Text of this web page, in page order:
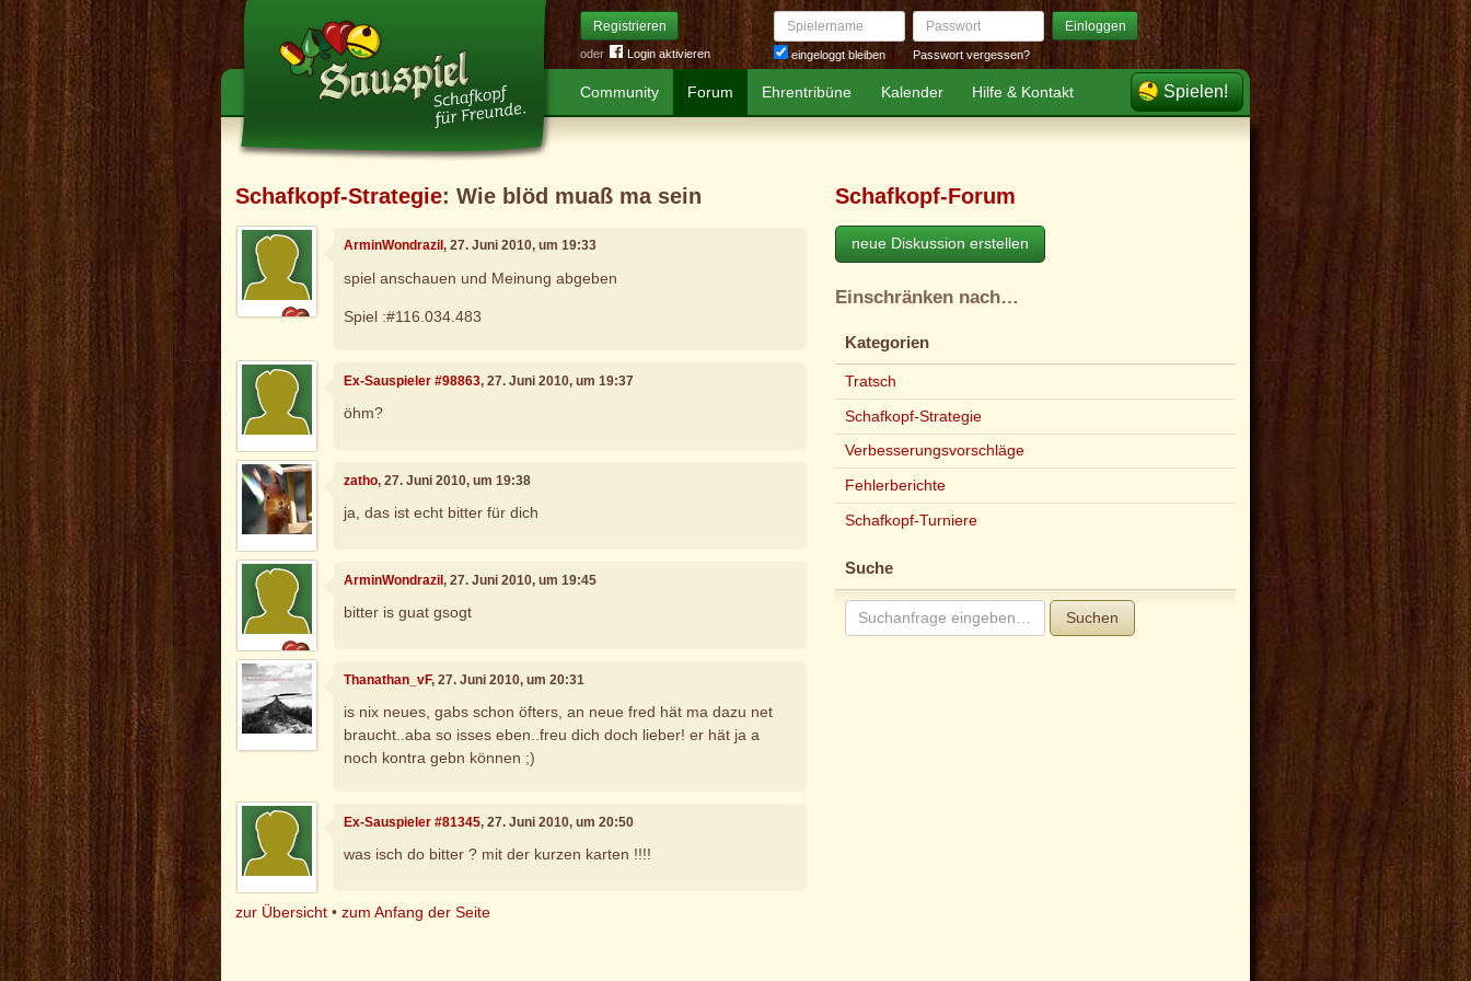
Registrieren
oder Login aktivieren
Spielername
eingeloggt bleiben
Passwort Einloggen
Passwort vergessen?
Community Forum Ehrentribüne Kalender Hilfe & Kontakt Spielen!
Schafkopf-Strategie: Wie blöd muaß ma sein
ArminWondrazil, 27. Juni 2010, um 19:33
spiel anschauen und Meinung abgeben
Spiel :#116.034.483
Ex-Sauspieler #98863, 27. Juni 2010, um 19:37
öhm?
zatho, 27. Juni 2010, um 19:38
ja, das ist echt bitter für dich
ArminWondrazil, 27. Juni 2010, um 19:45
bitter is guat gsogt
Thanathan_vF, 27. Juni 2010, um 20:31
is nix neues, gabs schon öfters, an neue fred hät ma dazu net
braucht..aba so isses eben..freu dich doch lieber! er hät ja a
noch kontra gebn können ;)
Ex-Sauspieler #81345, 27. Juni 2010, um 20:50
was isch do bitter ? mit der kurzen karten !!!!
zur Übersicht •zum Anfang der Seite
Schafkopf-Forum
neue Diskussion erstellen
Einschränken nach…
Kategorien
Tratsch
Schafkopf-Strategie
Verbesserungsvorschläge
Fehlerberichte
Schafkopf-Turniere
Suche
Suchen